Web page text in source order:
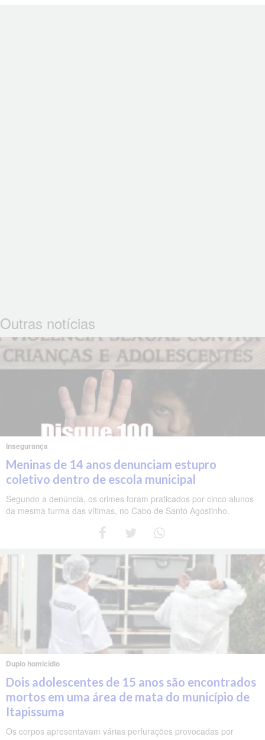
Outras notícias
Insegurança
Meninas de 14 anos denunciam estupro
coletivo dentro de escola municipal
Segundo a denúncia, os crimes foram praticados por cinco alunos
da mesma turma das vítimas, no Cabo de Santo Agostinho.
Duplo homicídio
Dois adolescentes de 15 anos são encontrados
mortos em uma área de mata do município de
Itapissuma
Os corpos apresentavam várias perfurações provocadas por